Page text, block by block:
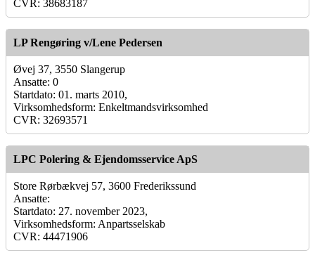
CVR: 38683187
LP Rengøring v/Lene Pedersen
Øvej 37, 3550 Slangerup
Ansatte: 0
Startdato: 01. marts 2010,
Virksomhedsform: Enkeltmandsvirksomhed
CVR: 32693571
LPC Polering & Ejendomsservice ApS
Store Rørbækvej 57, 3600 Frederikssund
Ansatte:
Startdato: 27. november 2023,
Virksomhedsform: Anpartsselskab
CVR: 44471906